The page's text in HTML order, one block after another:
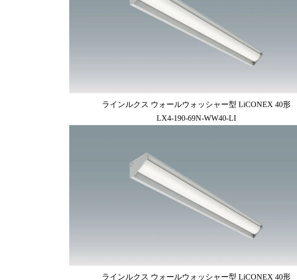
ラインルクス ウォールウォッシャー型 LiCONEX 40形
LX4-190-69N-WW40-LI
ラインルクス ウォールウォッシャー型 LiCONEX 40形